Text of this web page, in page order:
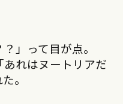
」って目が点。
れはヌートリアだ
。